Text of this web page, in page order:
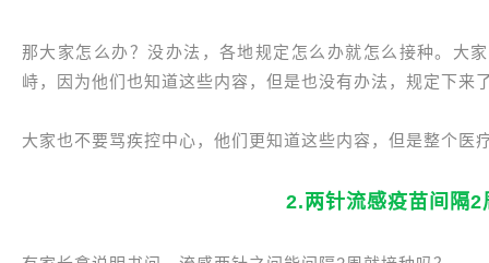
那大家怎么办？没办法，各地规定怎么办就怎么接种。大
峙，因为他们也知道这些内容，但是也没有办法，规定下来
大家也不要骂疾控中心，他们更知道这些内容，但是整个医
2.两针流感疫苗间隔2